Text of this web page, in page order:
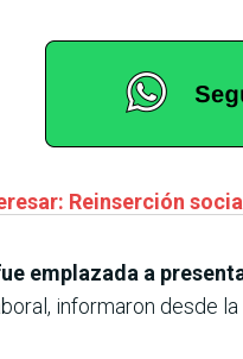
Reinserción
emplazada a
informaron desde